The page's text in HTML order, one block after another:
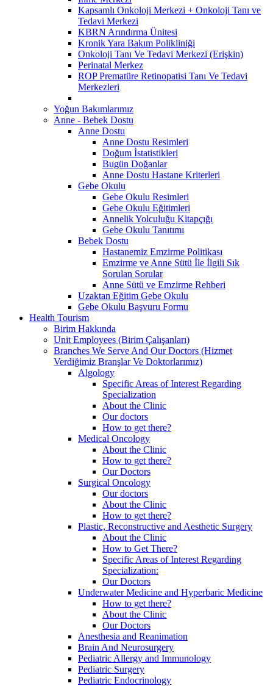
Kapsamlı Onkoloji Merkezi + Onkoloji Tanı ve
Tedavi Merkezi
KBRN Arındırma Ünitesi
Kronik Yara Bakım Polikliniği
Onkoloji Tanı Ve Tedavi Merkezi (Erişkin)
Perinatal Merkez
ROP Prematüre Retinopatisi Tanı Ve Tedavi
Merkezleri
Yoğun Bakımlarımız
Anne - Bebek Dostu
Anne Dostu
Anne Dostu Resimleri
Doğum İstatistikleri
Bugün Doğanlar
Anne Dostu Hastane Kriterleri
Gebe Okulu
Gebe Okulu Resimleri
Gebe Okulu Eğitimleri
Annelik Yolculuğu Kitapçığı
Gebe Okulu Tanıtımı
Bebek Dostu
Hastanemiz Emzirme Politikası
Emzirme ve Anne Sütü İle İlgili Sık
Sorulan Sorular
Anne Sütü ve Emzirme Rehberi
Uzaktan Eğitim Gebe Okulu
Gebe Okulu Başvuru Formu
Health Tourism
Birim Hakkında
Unit Employees (Birim Çalışanları)
Branches We Serve And Our Doctors (Hizmet
Verdiğimiz Branşlar Ve Doktorlarımız)
Algology
Specific Areas of Interest Regarding
Specialization
About the Clinic
Our doctors
How to get there?
Medical Oncology
About the Clinic
How to get there?
Our Doctors
Surgical Oncology
Our doctors
About the Clinic
How to get there?
Plastic, Reconstructive and Aesthetic Surgery
About the Clinic
How to Get There?
Specific Areas of Interest Regarding
Specialization:
Our Doctors
Underwater Medicine and Hyperbaric Medicine
How to get there?
About the Clinic
Our Doctors
Anesthesia and Reanimation
Brain And Neurosurgery
Pediatric Allergy and Immunology
Pediatric Surgery
Pediatric Endocrinology